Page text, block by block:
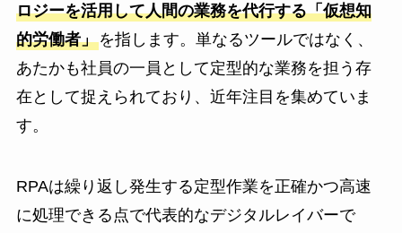
ロジーを活用して人間の業務を代行する「仮想知
的労働者」を指します。単なるツールではなく、
あたかも社員の一員として定型的な業務を担う存
在として捉えられており、近年注目を集めていま
す。
RPAは繰り返し発生する定型作業を正確かつ高速
に処理できる点で代表的なデジタルレイバーで